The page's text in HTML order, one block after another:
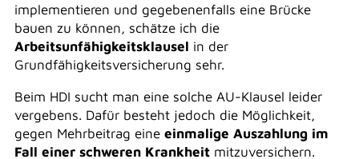
implementieren und gegebenenfalls eine Brücke
bauen zu können, schätze ich die
Arbeitsunfähigkeitsklausel in der
Grundfähigkeitsversicherung sehr.
Beim HDI sucht man eine solche AU-Klausel leider
vergebens. Dafür besteht jedoch die Möglichkeit,
gegen Mehrbeitrag eine einmalige Auszahlung im
Fall einer schweren Krankheitmitzuversichern.